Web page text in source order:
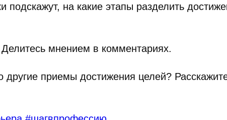
на какие этапы разделить
мнением в комментариях.
другие приемы достижения целей?